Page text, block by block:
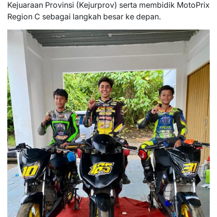
Kejuaraan Provinsi (Kejurprov) serta membidik MotoPrix
Region C sebagai langkah besar ke depan.